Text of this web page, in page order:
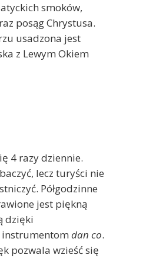
smoków,
posąg Chrystusa.
usadzona jest
z Lewym Okiem
4 razy dziennie.
lecz turyści nie
Półgodzinne
jest piękną
dzięki
dan co.
pozwala wzieść się